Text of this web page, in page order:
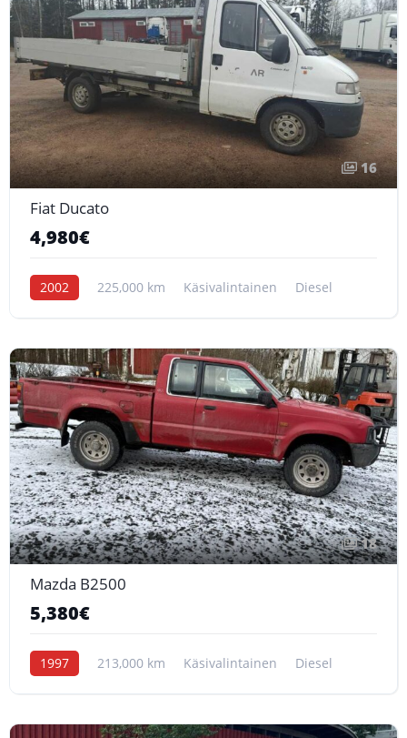
16
Fiat Ducato
4,980€
2002 225,000 km Käsivalintainen Diesel
18
Mazda B2500
5,380€
1997 213,000 km Käsivalintainen Diesel